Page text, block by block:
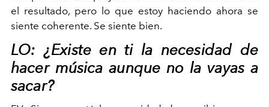
el resultado, pero lo que estoy haciendo ahora se
siente coherente. Se siente bien.
LO: ¿Existe en ti la necesidad de
hacer música aunque no la vayas a
sacar?